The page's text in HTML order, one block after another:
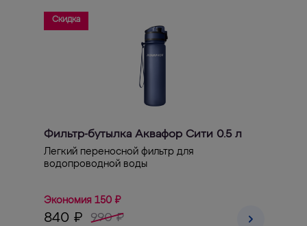
Скидка
Фильтр-бутылка Аквафор Сити 0.5 л
Легкий переносной фильтр для
водопроводной воды
Экономия 150 ₽
840 ₽ 990 ₽